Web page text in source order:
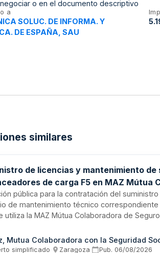
o en el documento descriptivo
a
SOLUC. DE INFORMA. Y
DE ESPAÑA, SAU
similares
de licencias y mantenimiento
de carga F5 en MAZ Mútua
número 11
pública para la contratación del
de mantenimiento técnico
utiliza la MAZ Mútua Colaboradora de
y actualización del software base durante
en diciembre de dos mil veintiséis.
Mutua Colaboradora con la Seguridad
simplificado· Zaragoza· Pub. 06/08/2026